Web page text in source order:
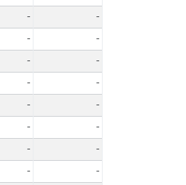
-
-
-
-
-
-
-
-
-
-
-
-
-
-
-
-